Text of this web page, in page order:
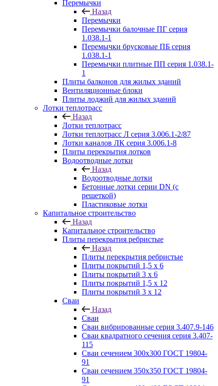
Перемычки
Назад
Перемычки
Перемычки балочные ПГ серия
1.038.1-1
Перемычки брусковые ПБ серия
1.038.1-1
Перемычки плитные ПП серия 1.038.1-
1
Плиты балконов для жилых зданий
Вентиляционные блоки
Плиты лоджий для жилых зданий
Лотки теплотрасс
Назад
Лотки теплотрасс
Лотки теплотрасс Л серия 3.006.1-2/87
Лотки каналов ЛК серия 3.006.1-8
Плиты перекрытия лотков
Водоотводные лотки
Назад
Водоотводные лотки
Бетонные лотки серии DN (с
решеткой)
Пластиковые лотки
Капитальное строительство
Назад
Капитальное строительство
Плиты перекрытия ребристые
Назад
Плиты перекрытия ребристые
Плиты покрытий 1,5 x 6
Плиты покрытий 3 x 6
Плиты покрытий 1,5 x 12
Плиты покрытий 3 x 12
Сваи
Назад
Сваи
Сваи вибрированные серия 3.407.9-146
Сваи квадратного сечения серия 3.407-
115
Сваи сечением 300х300 ГОСТ 19804-
91
Сваи сечением 350х350 ГОСТ 19804-
91